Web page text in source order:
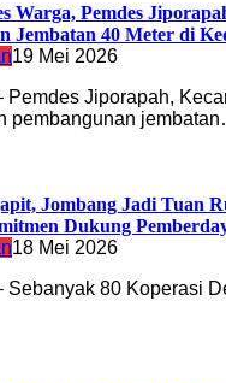
Warga, Pemdes
Jembatan 40 Meter di
19 Mei 2026
Pemdes Jiporapah,
pembangunan
Jombang Jadi Tuan
Dukung
18 Mei 2026
Sebanyak 80 Koperasi